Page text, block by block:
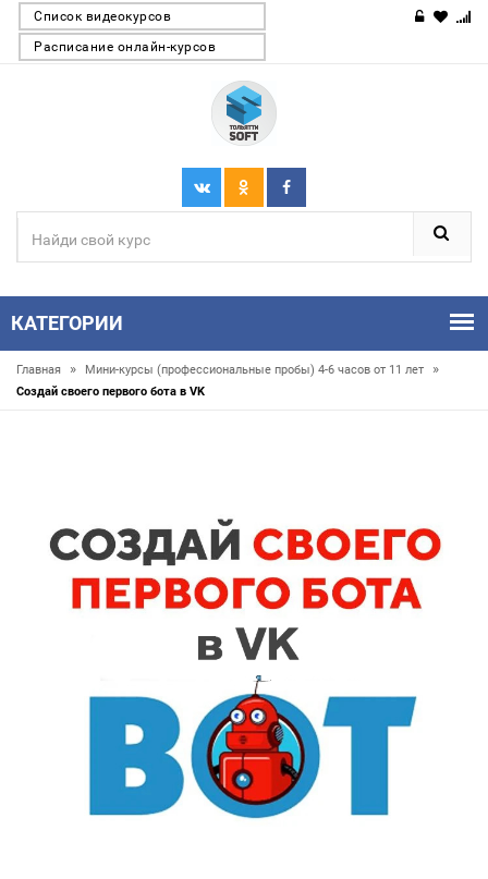
Список видеокурсов
Расписание онлайн-курсов
КАТЕГОРИИ
Главная » Мини-курсы (профессиональные пробы) 4-6 часов от 11 лет »
Создай своего первого бота в VK